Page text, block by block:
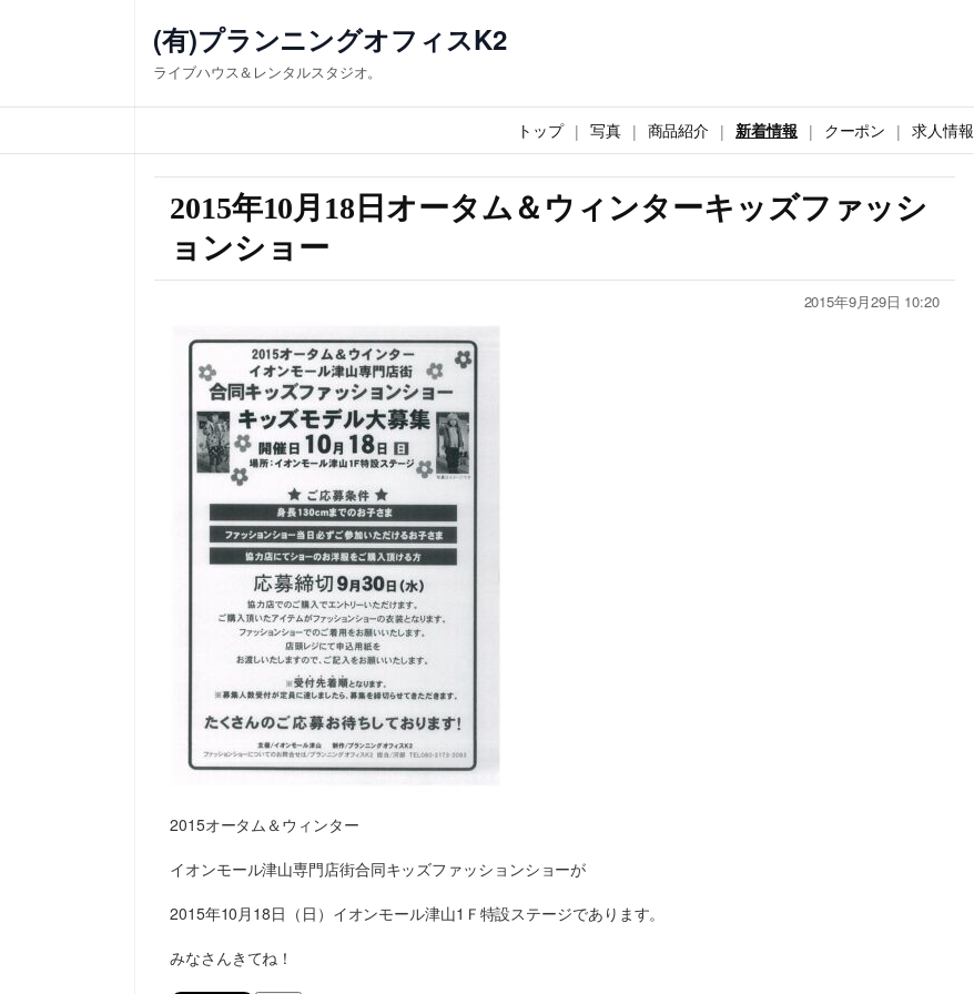
(有)プランニングオフィスK2
ライブハウス＆レンタルスタジオ。
トップ 写真 商品紹介 新着情報 クーポン 求人情報
2015年10月18日オータム＆ウィンターキッズファッシ
ョンショー
2015年9月29日 10:20
2015オータム＆ウィンター
イオンモール津山専門店街合同キッズファッションショーが
2015年10月18日（日）イオンモール津山1Ｆ特設ステージであります。
みなさんきてね！